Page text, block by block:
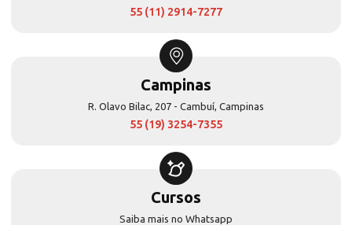
55 (11) 2914-7277
Campinas
R. Olavo Bilac, 207 - Cambuí, Campinas
55 (19) 3254-7355
Cursos
Saiba mais no Whatsapp